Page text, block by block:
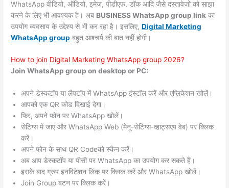
WhatsApp वीडियो, ऑडियो, इमेज, पीडीएफ, डॉक आदि जैसे दस्तावेजों को साझा
करने के लिए भी आवश्यक है। अब BUSINESS WhatsApp group link का
उपयोग व्यवसाय के उद्देश्य से भी कर रहा है। इसलिए,Digital Marketing
WhatsApp group बहुत आश्चर्य की बात नहीं होगी।
How to join Digital Marketing WhatsApp group 2026?
Join WhatsApp group on desktop or PC:
अपने डेस्कटॉप या लैपटॉप में WhatsApp इंस्टॉल करें और एप्लिकेशन खोलें।
आपको एक QR कोड दिखाई देगा।
फिर, अपने फोन पर WhatsApp खोलें।
सेटिंग्स में जाएं और WhatsApp Web (मेनू-सेटिंग्स-व्हाट्सएप वेब) पर क्लिक
करें।
अपने फोन के साथ QR Codeको स्कैन करें।
अब आप डेस्कटॉप या पीसी पर WhatsApp का उपयोग कर सकते हैं।
इसके बाद ग्रुप इनविटेशन लिंक पर क्लिक करें और WhatsApp खोलें।
Join Group बटन पर क्लिक करें।